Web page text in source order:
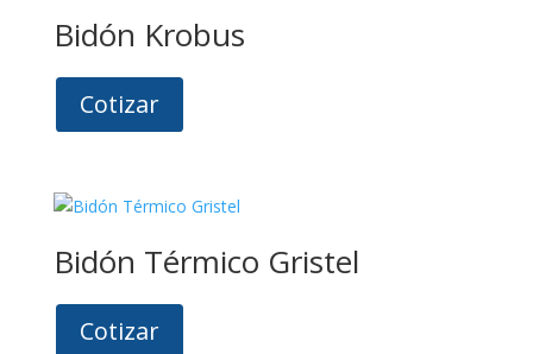
Bidón Krobus
Cotizar
Bidón Térmico Gristel
Cotizar